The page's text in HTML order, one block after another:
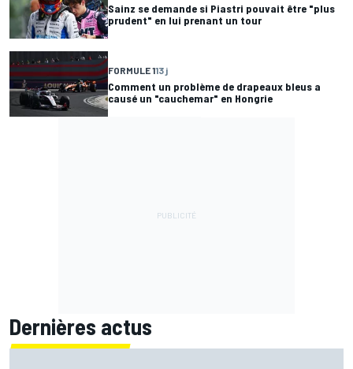
Sainz se demande si Piastri pouvait être "plus
prudent" en lui prenant un tour
FORMULE 113 j
Comment un problème de drapeaux bleus a
causé un "cauchemar" en Hongrie
Dernières actus